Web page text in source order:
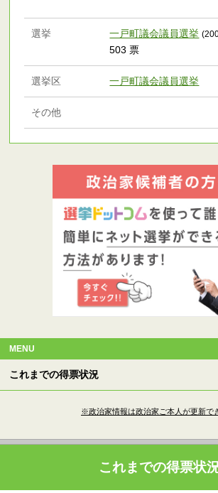
選挙 一戸町議会議員選挙
503 票
選挙区 一戸町議会議員選挙
その他
MENU
これまでの得票状況
※政治家情報は政治家ご本人が更新で
これまでの得票状